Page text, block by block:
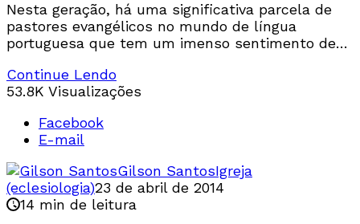
Nesta geração, há uma significativa parcela de
pastores evangélicos no mundo de língua
portuguesa que tem um imenso sentimento de
qual
Continue Lendo
53.8K Visualizações
Facebook
E-mail
Gilson SantosIgreja
(eclesiologia)23 de abril de 2014
14 min de leitura